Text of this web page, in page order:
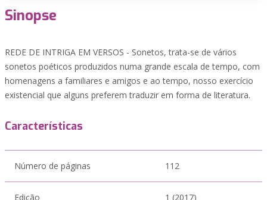
Sinopse
REDE DE INTRIGA EM VERSOS - Sonetos, trata-se de vários
sonetos poéticos produzidos numa grande escala de tempo, com
homenagens a familiares e amigos e ao tempo, nosso exercício
existencial que alguns preferem traduzir em forma de literatura.
Características
Número de páginas 112
Edição 1 (2017)